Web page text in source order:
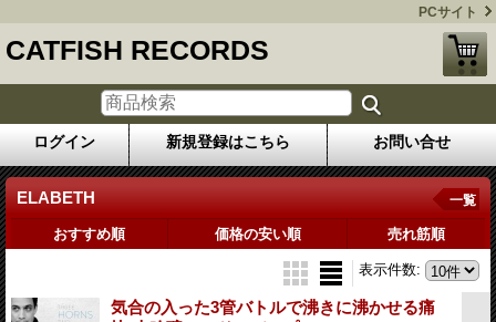
PCサイト
CATFISH RECORDS
ログイン 新規登録はこちら お問い合せ
ELABETH 一覧
おすすめ順 価格の安い順 売れ筋順
表示件数:
気合の入った3管バトルで沸きに沸かせる痛